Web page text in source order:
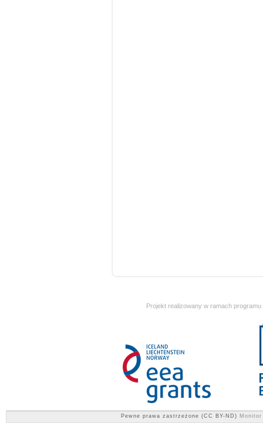
Projekt realizowany w ramach
Pewne prawa zastrzeżone (CC BY-ND)